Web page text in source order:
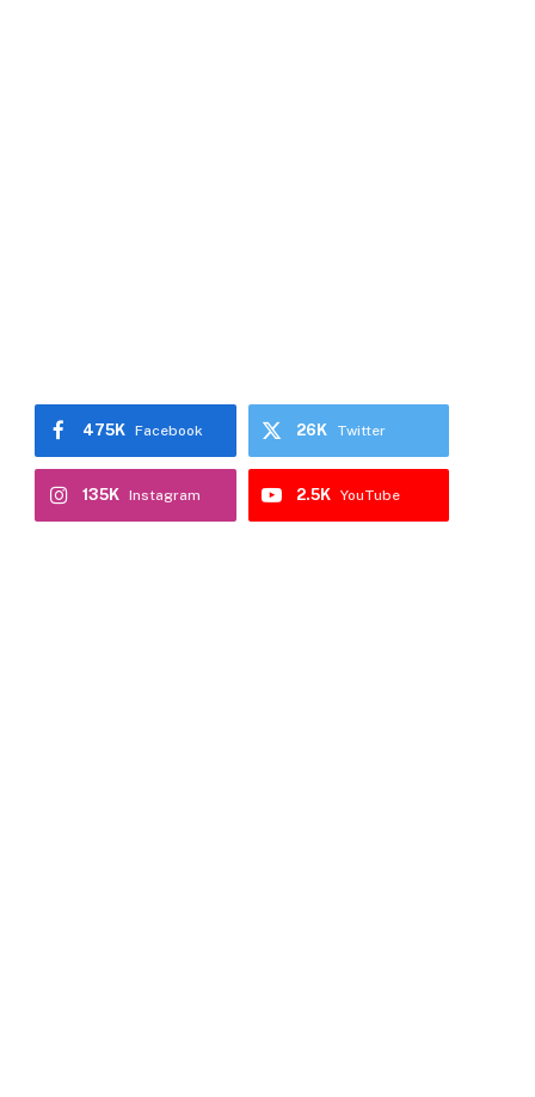
Facebook
475K Twitter
26K
Instagram
135K YouTube
2.5K